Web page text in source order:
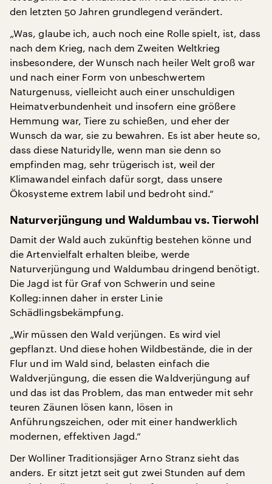
den letzten 50 Jahren grundlegend verändert.
„Was, glaube ich, auch noch eine Rolle spielt, ist, dass
nach dem Krieg, nach dem Zweiten Weltkrieg
insbesondere, der Wunsch nach heiler Welt groß war
und nach einer Form von unbeschwertem
Naturgenuss, vielleicht auch einer unschuldigen
Heimatverbundenheit und insofern eine größere
Hemmung war, Tiere zu schießen, und eher der
Wunsch da war, sie zu bewahren. Es ist aber heute so,
dass diese Naturidylle, wenn man sie denn so
empfinden mag, sehr trügerisch ist, weil der
Klimawandel einfach dafür sorgt, dass unsere
Ökosysteme extrem labil und bedroht sind.“
Naturverjüngung und Waldumbau vs. Tierwohl
Damit der Wald auch zukünftig bestehen könne und
die Artenvielfalt erhalten bleibe, werde
Naturverjüngung und Waldumbau dringend benötigt.
Die Jagd ist für Graf von Schwerin und seine
Kolleg:innen daher in erster Linie
Schädlingsbekämpfung.
„Wir müssen den Wald verjüngen. Es wird viel
gepflanzt. Und diese hohen Wildbestände, die in der
Flur und im Wald sind, belasten einfach die
Waldverjüngung, die essen die Waldverjüngung auf
und das ist das Problem, das man entweder mit sehr
teuren Zäunen lösen kann, lösen in
Anführungszeichen, oder mit einer handwerklich
modernen, effektiven Jagd.“
Der Wolliner Traditionsjäger Arno Stranz sieht das
anders. Er sitzt jetzt seit gut zwei Stunden auf dem